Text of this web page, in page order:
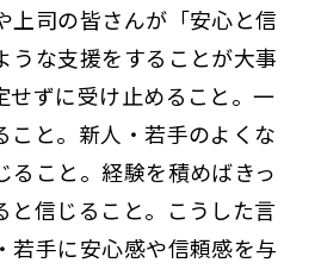
上司の皆さんが「安心と信
うな支援をすることが大事
せずに受け止めること。一
こと。新人・若手のよくな
ること。経験を積めばきっ
と信じること。こうした言
若手に安心感や信頼感を与